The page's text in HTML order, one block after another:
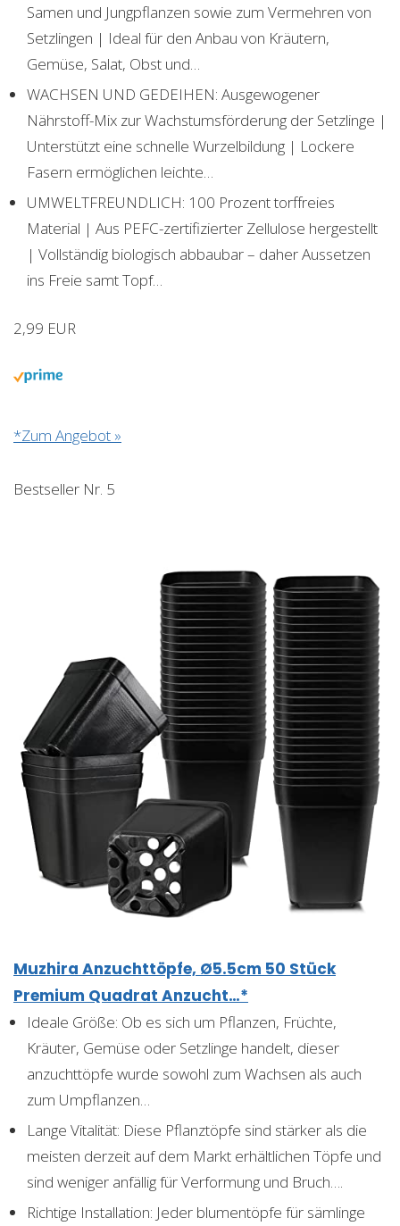
Samen und Jungpflanzen sowie zum Vermehren von
Setzlingen | Ideal für den Anbau von Kräutern,
Gemüse, Salat, Obst und…
WACHSEN UND GEDEIHEN: Ausgewogener
Nährstoff-Mix zur Wachstumsförderung der Setzlinge |
Unterstützt eine schnelle Wurzelbildung | Lockere
Fasern ermöglichen leichte…
UMWELTFREUNDLICH: 100 Prozent torffreies
Material | Aus PEFC-zertifizierter Zellulose hergestellt
| Vollständig biologisch abbaubar – daher Aussetzen
ins Freie samt Topf…
2,99 EUR
*Zum Angebot »
Bestseller Nr. 5
Muzhira Anzuchttöpfe, Ø5.5cm 50 Stück
Premium Quadrat Anzucht…*
Ideale Größe: Ob es sich um Pflanzen, Früchte,
Kräuter, Gemüse oder Setzlinge handelt, dieser
anzuchttöpfe wurde sowohl zum Wachsen als auch
zum Umpflanzen…
Lange Vitalität: Diese Pflanztöpfe sind stärker als die
meisten derzeit auf dem Markt erhältlichen Töpfe und
sind weniger anfällig für Verformung und Bruch….
Richtige Installation: Jeder blumentöpfe für sämlinge